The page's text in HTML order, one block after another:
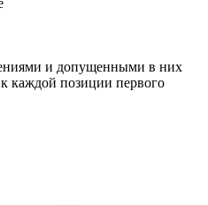
и допущенными в них
каждой позиции первого